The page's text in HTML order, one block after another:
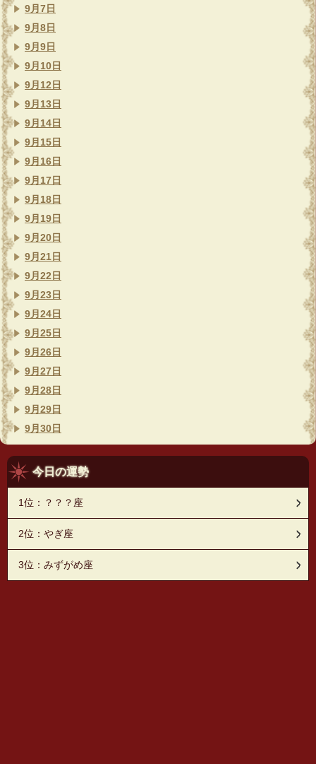
9月7日
9月8日
9月9日
9月10日
9月12日
9月13日
9月14日
9月15日
9月16日
9月17日
9月18日
9月19日
9月20日
9月21日
9月22日
9月23日
9月24日
9月25日
9月26日
9月27日
9月28日
9月29日
9月30日
今日の運勢
1位：？？？座
2位：やぎ座
3位：みずがめ座